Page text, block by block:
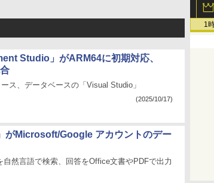
1
Studio」がARM64に初期対応、
ス、データベースの「Visual Studio」
(2025/10/17)
がMicrosoft/Google アカウントのデー
自然言語で検索、回答をOffice文書やPDFで出力